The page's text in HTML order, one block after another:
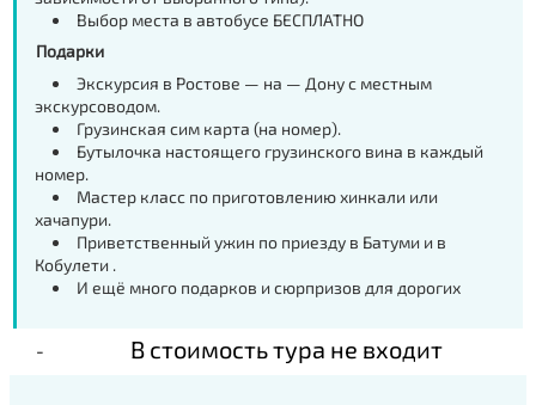
Выбор места в автобусе БЕСПЛАТНО
Подарки
Экскурсия в Ростове — на — Дону с местным
экскурсоводом.
Грузинская сим карта (на номер).
Бутылочка настоящего грузинского вина в каждый
номер.
Мастер класс по приготовлению хинкали или
хачапури.
Приветственный ужин по приезду в Батуми и в
Кобулети .
И ещё много подарков и сюрпризов для дорогих
В стоимость тура не входит